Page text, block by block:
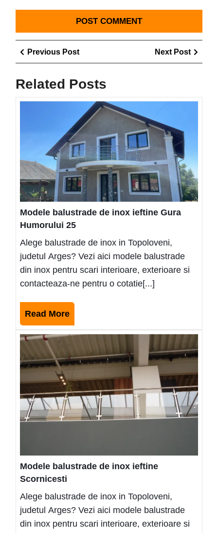
Navigare
în
articole
Previous PostPrevious
Post
Next Post
Post
Related Posts
Gura
25
Modele balustrade de inox ieftine Gura
Humorului 25
Alege balustrade de inox in Topoloveni,
judetul Arges? Vezi aici modele balustrade
din inox pentru scari interioare, exterioare si
contacteaza-ne pentru o cotatie[...]
Read MoreRead
More
Modele balustrade de inox ieftine
Scornicesti
Alege balustrade de inox in Topoloveni,
judetul Arges? Vezi aici modele balustrade
din inox pentru scari interioare, exterioare si